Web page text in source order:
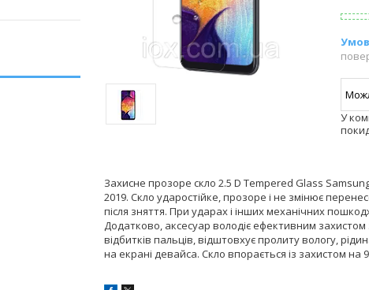
У
Захисне прозоре скло 2.5 D Tempered Glass
2019. Скло ударостійке, прозоре і не змінює
після зняття. При ударах і інших механічних
Додатково, аксесуар володіє ефективним
відбитків пальців, відштовхує пролиту вологу,
на екрані девайса. Скло впорається із захистом на